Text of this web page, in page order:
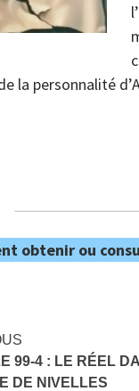
la personnalité
obtenir ou
99-4 : LE RÉEL
DE NIVELLES